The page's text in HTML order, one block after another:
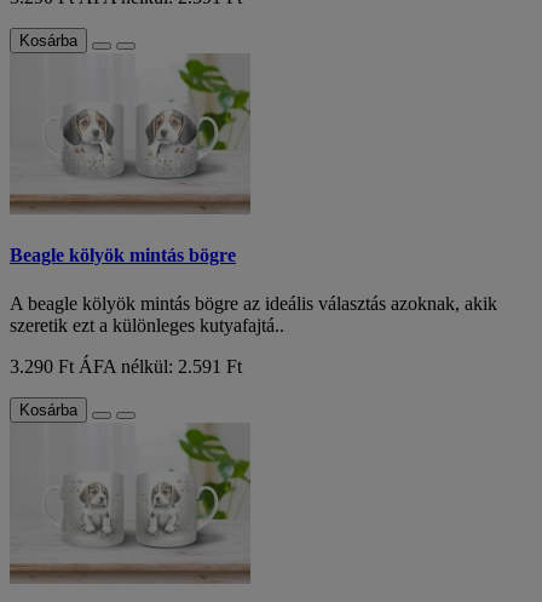
Kosárba
Beagle kölyök mintás bögre
A beagle kölyök mintás bögre az ideális választás azoknak, akik
szeretik ezt a különleges kutyafajtá..
3.290 Ft ÁFA nélkül: 2.591 Ft
Kosárba